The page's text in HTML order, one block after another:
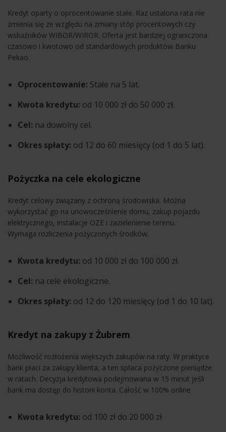
Kredyt oparty o oprocentowanie stałe. Raz ustalona rata nie
zmienia się ze względu na zmiany stóp procentowych czy
wskaźników WIBOR/WIROR. Oferta jest bardziej ograniczona
czasowo i kwotowo od standardowych produktów Banku
Pekao.
Oprocentowanie: Stałe na 5 lat.
Kwota kredytu: od 10 000 zł do 50 000 zł.
Cel: na dowolny cel.
Okres spłaty: od 12 do 60 miesięcy (od 1 do 5 lat).
Pożyczka na cele ekologiczne
Kredyt celowy związany z ochroną środowiska. Można
wykorzystać go na unowocześnienie domu, zakup pojazdu
elektrycznego, instalacje OZE i zazielenienie terenu.
Wymaga rozliczenia pożyczonych środków.
Kwota kredytu: od 10 000 zł do 100 000 zł.
Cel: na cele ekologiczne.
Okres spłaty: od 12 do 120 miesięcy (od 1 do 10 lat).
Kredyt na zakupy z Żubrem
Możliwość rozłożenia większych zakupów na raty. W praktyce
bank płaci za zakupy klienta, a ten spłaca pożyczone pieniądze
w ratach. Decyzja kredytowa podejmowana w 15 minut jeśli
bank ma dostęp do historii konta. Całość w 100% online
Kwota kredytu: od 100 zł do 20 000 zł